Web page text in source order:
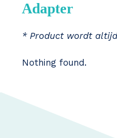
Adapter
* Product wordt
Nothing found.